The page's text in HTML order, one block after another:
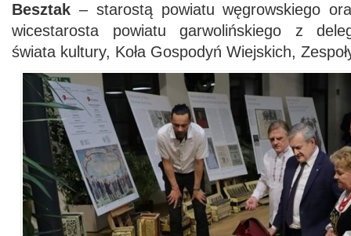
Besztak – starostą powiatu węgrowskiego
wicestarosta powiatu garwolińskiego z
świata kultury, Koła Gospodyń Wiejskich,